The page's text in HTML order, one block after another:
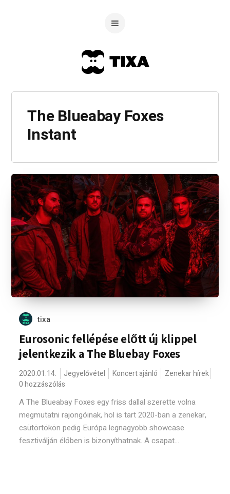
The Blueabay Foxes
Instant
tixa
Eurosonic fellépése előtt új klippel
jelentkezik a The Bluebay Foxes
2020.01.14. Jegyelővétel Koncert ajánló
Zenekar hírek
0 hozzászólás
A The Blueabay Foxes egy friss dallal szerette volna
megmutatni rajongóinak, hol is tart 2020-ban a zenekar,
csütörtökön pedig Európa legnagyobb showcase
fesztiválján élőben is bizonyíthatnak. A csapat...